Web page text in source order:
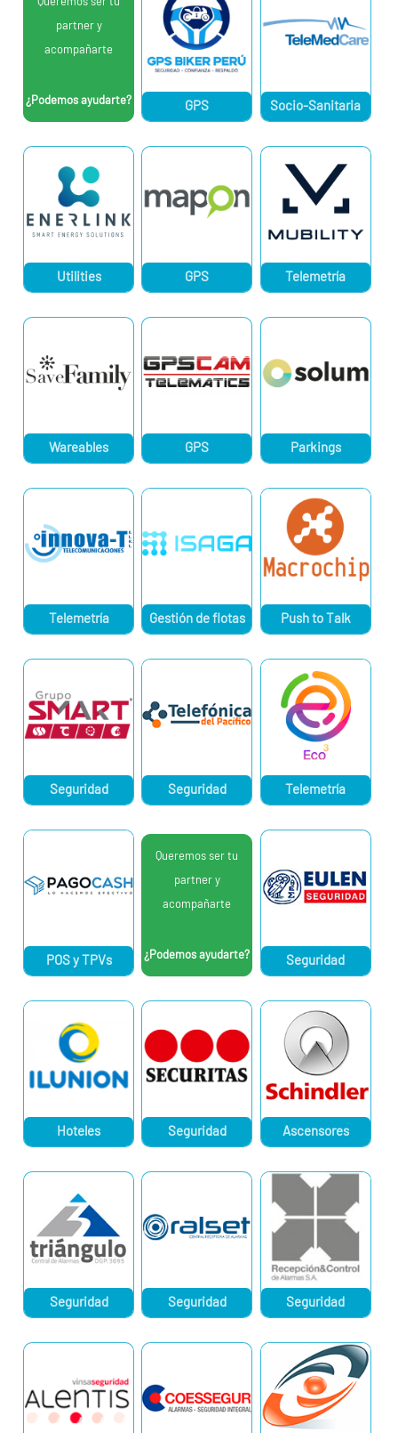
partner y
acompañarte
¿Podemos ayudarte? GPS Socio-Sanitaria
Utilities GPS Telemetría
Wareables GPS Parkings
Telemetría Gestión de flotas Push to Talk
Seguridad Seguridad Telemetría
POS y TPVs
Queremos ser tu
partner y
acompañarte
¿Podemos ayudarte? Seguridad
Hoteles Seguridad Ascensores
Seguridad Seguridad Seguridad